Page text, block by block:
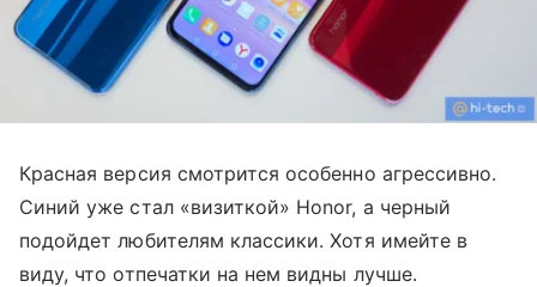
Красная версия смотрится особенно агрессивно.
Синий уже стал «визиткой» Honor, а черный
подойдет любителям классики. Хотя имейте в
виду, что отпечатки на нем видны лучше.